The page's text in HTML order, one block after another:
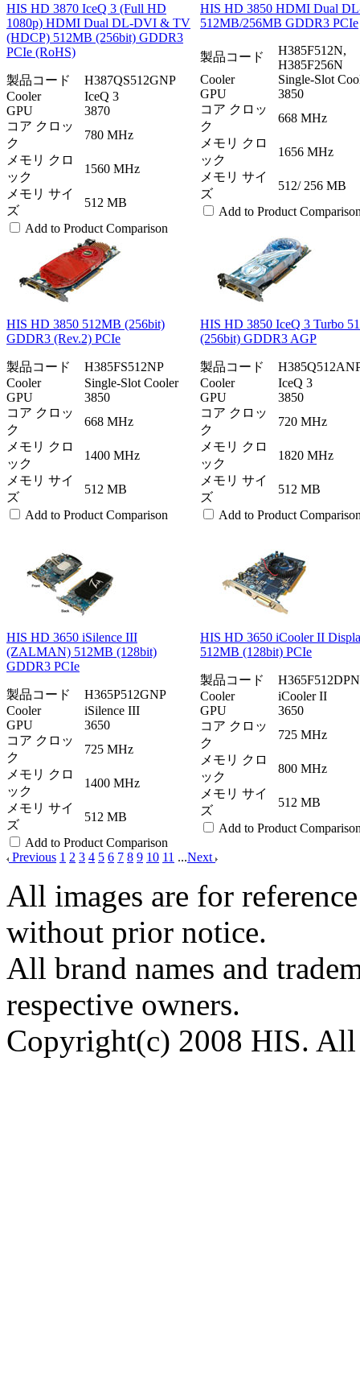
HIS HD 3870 IceQ 3 (Full HD
1080p) HDMI Dual DL-DVI & TV
(HDCP) 512MB (256bit) GDDR3
PCIe (RoHS)
製品コード
H387QS512GNP
Cooler
IceQ 3
GPU
3870
コア クロッ
ク
780 MHz
メモリ クロ
ック
1560 MHz
メモリ サイ
ズ
512 MB
Add to Product Comparison
HIS HD 3850 HDMI Dual
512MB/256MB GDDR3 PCIe
製品コード
H385F512N,
H385F256N
Cooler
Single-Slot
GPU
3850
コア クロッ
ク
668 MHz
メモリ クロ
ック
1656 MHz
メモリ サイ
ズ
512/ 256 MB
Add to Product
HIS HD 3850 512MB (256bit)
GDDR3 (Rev.2) PCIe
製品コード
H385FS512NP
Cooler
Single-Slot Cooler
GPU
3850
コア クロッ
ク
668 MHz
メモリ クロ
ック
1400 MHz
メモリ サイ
ズ
512 MB
Add to Product Comparison
HIS HD 3850 IceQ 3 Turbo
(256bit) GDDR3 AGP
製品コード
Cooler
IceQ 3
GPU
3850
コア クロッ
ク
720 MHz
メモリ クロ
ック
1820 MHz
メモリ サイ
ズ
512 MB
Add to Product
HIS HD 3650 iSilence III
(ZALMAN) 512MB (128bit)
GDDR3 PCIe
製品コード
H365P512GNP
Cooler
iSilence III
GPU
3650
コア クロッ
ク
725 MHz
メモリ クロ
ック
1400 MHz
メモリ サイ
ズ
512 MB
Add to Product Comparison
HIS HD 3650 iCooler II
512MB (128bit) PCIe
製品コード
Cooler
iCooler II
GPU
3650
コア クロッ
ク
725 MHz
メモリ クロ
ック
800 MHz
メモリ サイ
ズ
512 MB
Add to Product
Previous 1 2 3 4 5 6 7 8 9 10 11 ...Next
All images are for
without prior notice.
All brand names and
respective owners.
Copyright(c) 2008 HIS. All